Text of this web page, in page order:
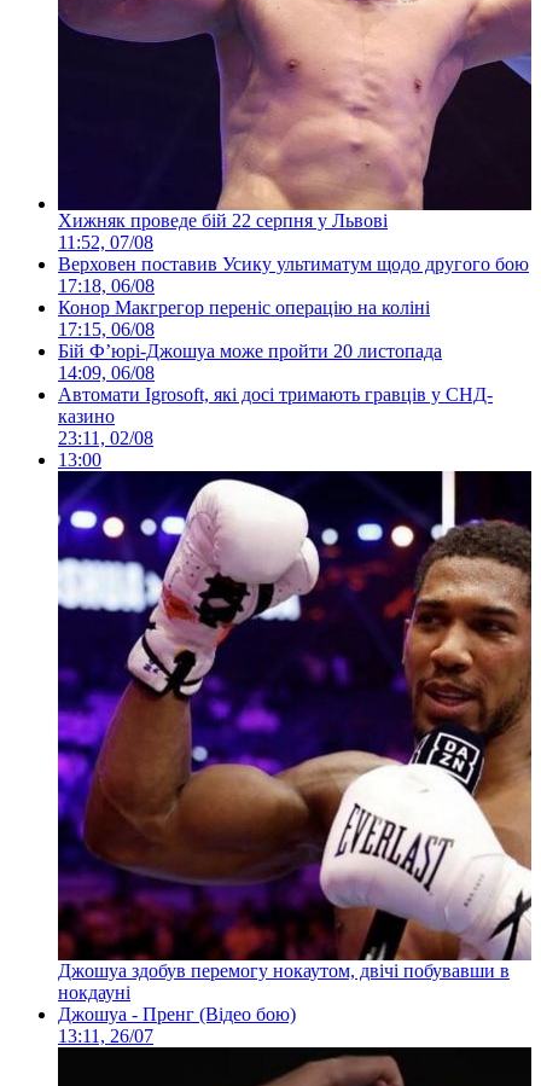
Хижняк проведе бій 22 серпня у Львові
11:52, 07/08
Верховен поставив Усику ультиматум щодо другого бою
17:18, 06/08
Конор Макгрегор переніс операцію на коліні
17:15, 06/08
Бій Ф’юрі-Джошуа може пройти 20 листопада
14:09, 06/08
Автомати Igrosoft, які досі тримають гравців у СНД-
казино
23:11, 02/08
13:00
Джошуа здобув перемогу нокаутом, двічі побувавши в
нокдауні
Джошуа - Пренг (Відео бою)
13:11, 26/07